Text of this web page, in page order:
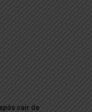
cair de